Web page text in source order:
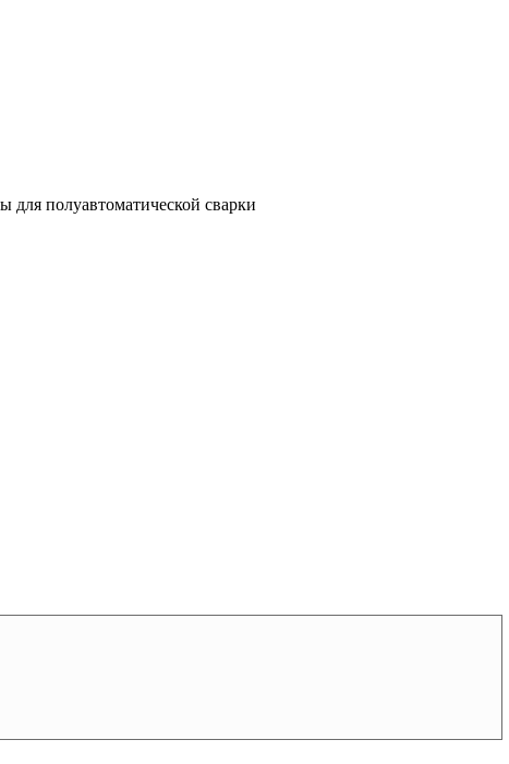
полуавтоматической сварки